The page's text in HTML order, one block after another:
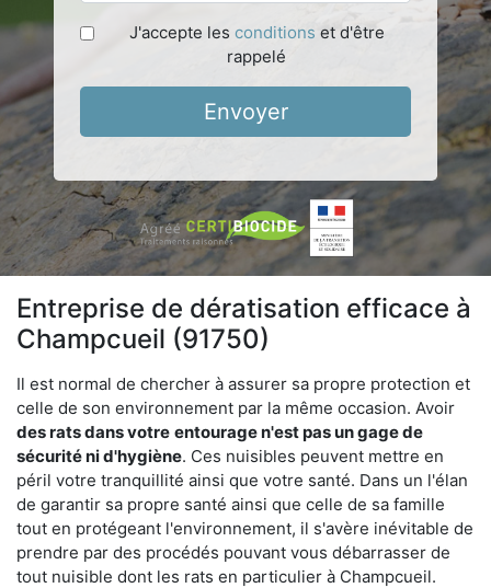
J'accepte les conditions et d'être
rappelé
Envoyer
Entreprise de dératisation efficace à
Champcueil (91750)
Il est normal de chercher à assurer sa propre protection et
celle de son environnement par la même occasion. Avoir
des rats dans votre entourage n'est pas un gage de
sécurité ni d'hygiène. Ces nuisibles peuvent mettre en
péril votre tranquillité ainsi que votre santé. Dans un l'élan
de garantir sa propre santé ainsi que celle de sa famille
tout en protégeant l'environnement, il s'avère inévitable de
prendre par des procédés pouvant vous débarrasser de
tout nuisible dont les rats en particulier à Champcueil.